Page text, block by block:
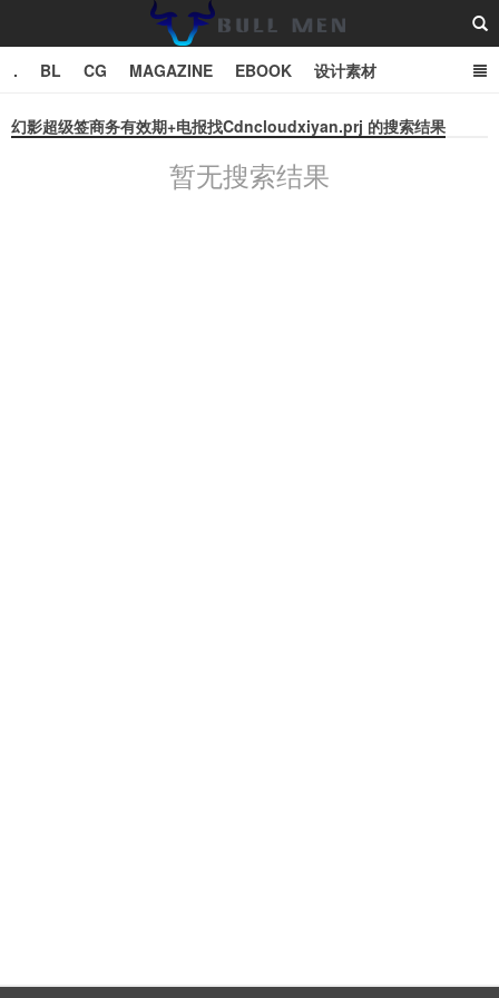
Bull Man斗牛士
. BL CG MAGAZINE EBOOK 设计素材
vector TXT
幻影超级签商务有效期+电报找Cdncloudxiyan.prj 的搜索结果
暂无搜索结果